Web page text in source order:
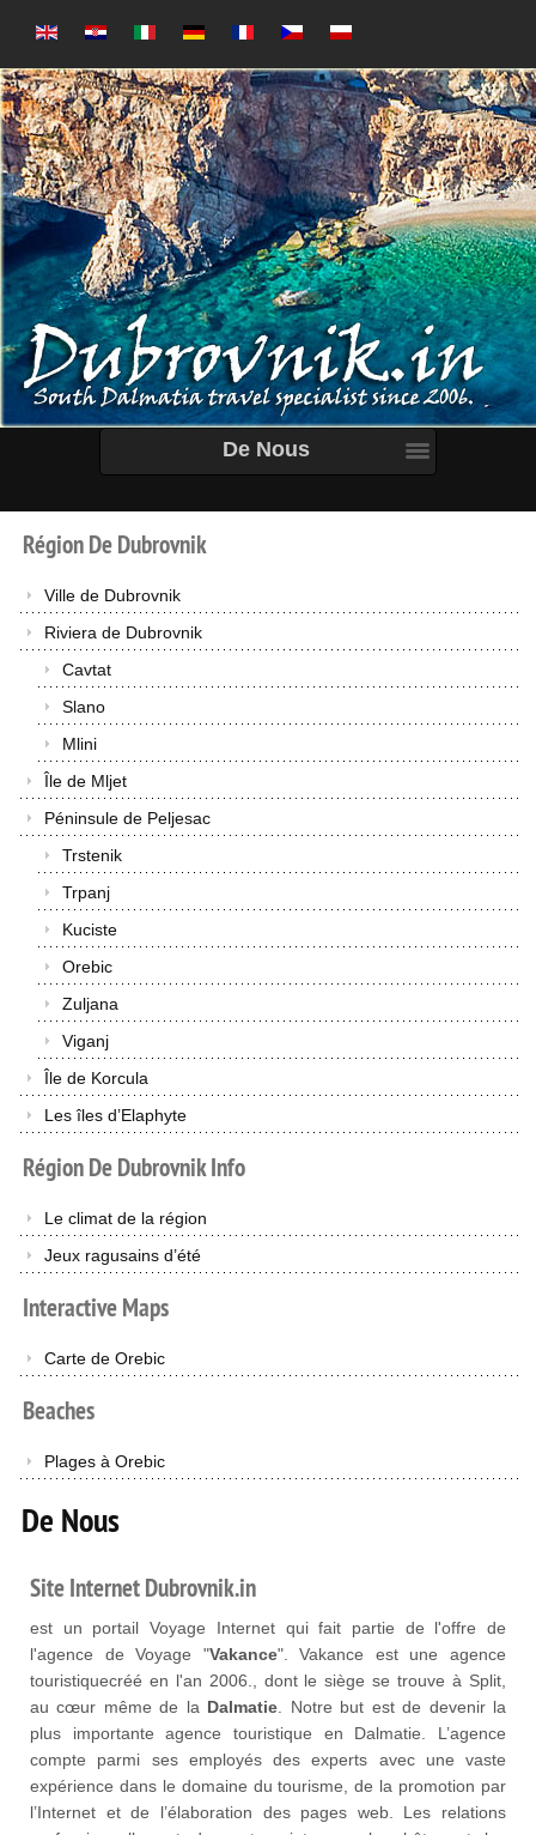
De Nous
RégionDeDubrovnik
Ville de Dubrovnik
Riviera de Dubrovnik
Cavtat
Slano
Mlini
Île de Mljet
Péninsule de Peljesac
Trstenik
Trpanj
Kuciste
Orebic
Zuljana
Viganj
Île de Korcula
Les îles d’Elaphyte
RégionDeDubrovnikInfo
Le climat de la région
Jeux ragusains d’été
InteractiveMaps
Carte de Orebic
Beaches
Plages à Orebic
De Nous
Site Internet Dubrovnik.in
est un portail Voyage Internet qui fait partie de l'offre de
l'agence de Voyage "Vakance". Vakance est une agence
touristiquecréé en l'an 2006., dont le siège se trouve à Split,
au cœur même de la Dalmatie . Notre but est de devenir la
plus importante agence touristique en Dalmatie. L’agence
compte parmi ses employés des experts avec une vaste
expérience dans le domaine du tourisme, de la promotion par
l’Internet et de l’élaboration des pages web. Les relations